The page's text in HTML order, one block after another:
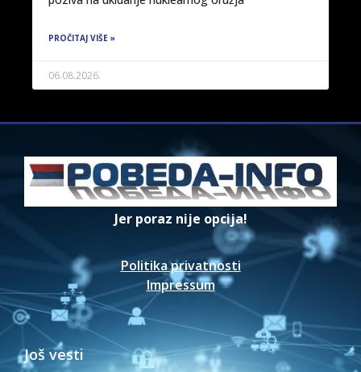
PROČITAJ VIŠE »
06.08.2026.
Jer poraz nije opcija!
Politika privatnosti
Impressum
Još vesti